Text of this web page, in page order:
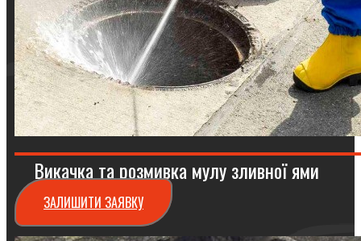
Викачка та розмивка мулу зливної ями
ЗАЛИШИТИ ЗАЯВКУ